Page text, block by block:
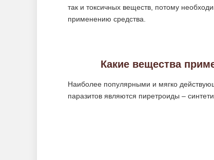
так и токсичных веществ, потому
применению средства.
Какие вещества
Наиболее популярными и мягко
паразитов являются пиретроиды –